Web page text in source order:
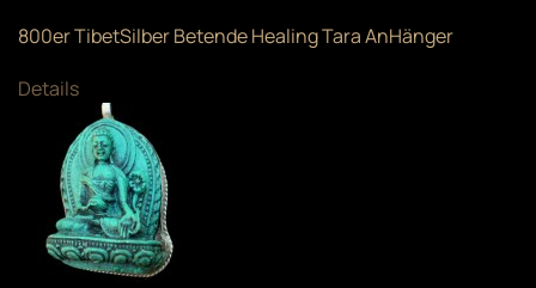
800er TibetSilber Betende Healing Tara AnHänger
Details